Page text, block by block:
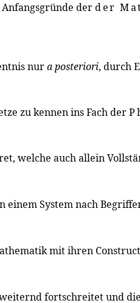
derder
nura posteriori, durch
zu kennen ins Fach der
welche auch allein
einem System nach
mit ihren
fortschreitet und